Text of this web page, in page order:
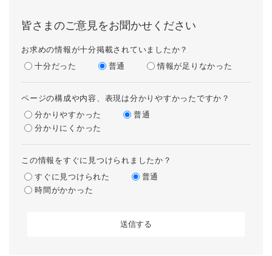
皆さまのご意見をお聞かせください
お求めの情報が十分掲載されていましたか？
十分だった
普通 情報が足りなかった
ページの構成や内容、表現は分かりやすかったですか？
分かりやすかった
普通
分かりにくかった
この情報をすぐに見つけられましたか？
すぐに見つけられた
普通
時間がかかった